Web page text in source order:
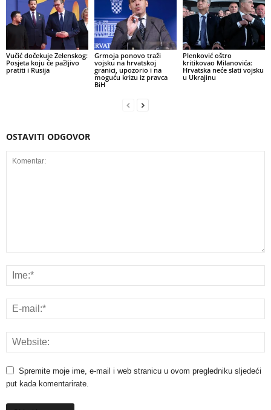
Vučić dočekuje Zelenskog:
Posjeta koju će pažljivo
pratiti i Rusija
Grmoja ponovo traži
vojsku na hrvatskoj
granici, upozorio i na
moguću krizu iz pravca
BiH
Plenković oštro
kritikovao Milanovića:
Hrvatska neće slati vojsku
u Ukrajinu
OSTAVITI ODGOVOR
Spremite moje ime, e-mail i web stranicu u ovom pregledniku sljedeći
put kada komentarirate.